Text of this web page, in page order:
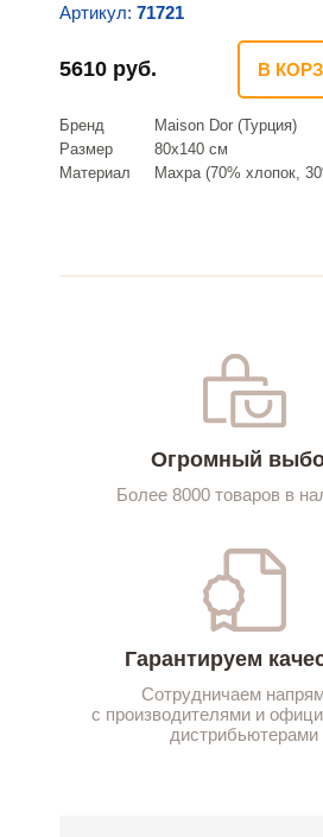
Артикул: 71721
5610 руб. В
Бренд
Maison Dor (Турция)
Размер
80х140 см
Материал
Махра (70% хлопок,
Огромный
Более 8000 товаров в
Гарантируем
Сотрудничаем
с производителями и
дистрибьютерами